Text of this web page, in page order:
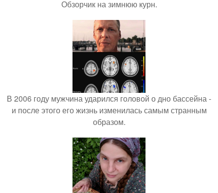
Обзорчик на зимнюю курн.
В 2006 году мужчина ударился головой о дно бассейна -
и после этого его жизнь изменилась самым странным
образом.